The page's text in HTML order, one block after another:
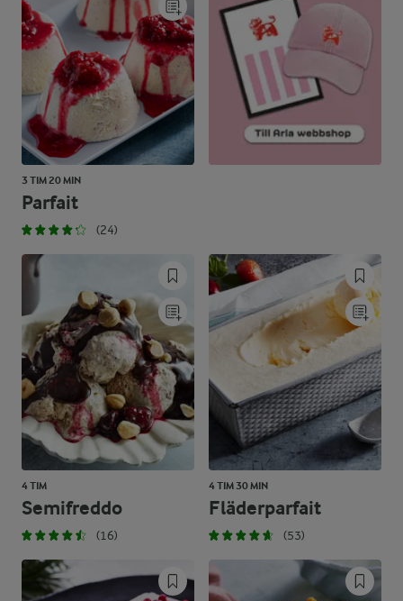
3 TIM 20 MIN
Parfait
(24)
4 TIM
Semifreddo
(16)
4 TIM 30 MIN
Fläderparfait
(53)